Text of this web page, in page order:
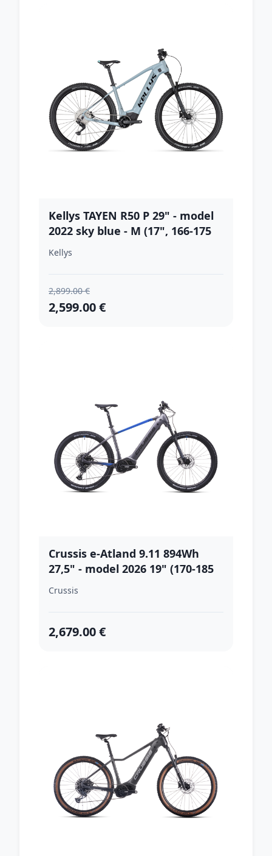
Kellys TAYEN R50 P 29" - model
2022 sky blue - M (17", 166-175
cm)
Kellys
2,899.00 €
2,599.00 €
Crussis e-Atland 9.11 894Wh
27,5" - model 2026 19" (170-185
cm)
Crussis
2,679.00 €